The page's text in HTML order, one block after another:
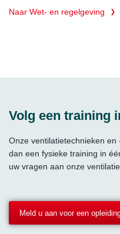
Naar Wet- en regelgeving
Volg een training
Onze ventilatietechnieken
dan een fysieke training in
uw vragen aan onze
Meld u aan voor een